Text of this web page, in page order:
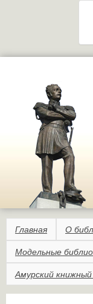
Главная О
Модельные
Амурский книжный